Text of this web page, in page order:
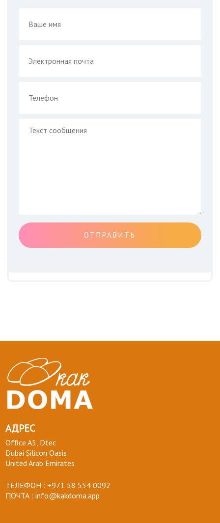
ОТПРАВИТЬ
АДРЕС
Office A5, Dtec
Dubai Silicon Oasis
United Arab Emirates
ТЕЛЕФОН : +971 58 554 0092
ПОЧТА : info@kakdoma.app